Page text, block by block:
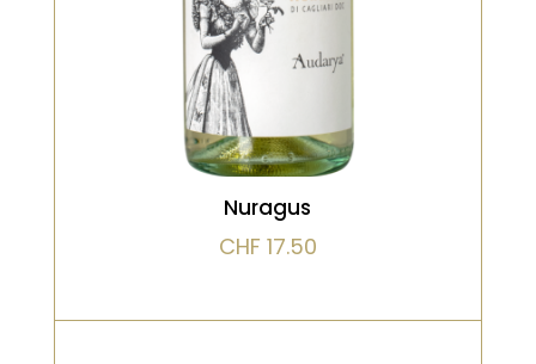
VOIR LE PRODUIT
Nuragus
CHF 17.50